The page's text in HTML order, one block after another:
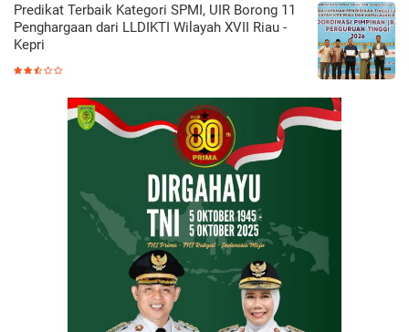
Predikat Terbaik Kategori SPMI, UIR Borong 11
Penghargaan dari LLDIKTI Wilayah XVII Riau -
Kepri